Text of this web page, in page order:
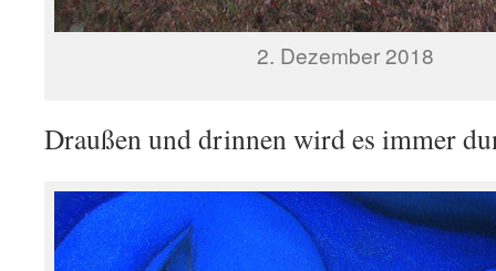
2. Dezember 2018
Draußen und drinnen wird es immer